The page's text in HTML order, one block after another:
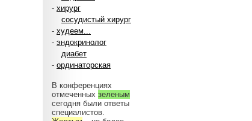
- хирург
сосудистый хирург
- худеем...
- эндокринолог
диабет
- ординаторская
В конференциях
отмеченных зеленым
сегодня были ответы
специалистов.